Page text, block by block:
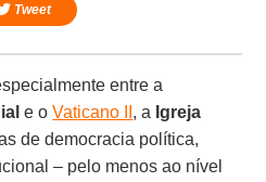
Tweet
entre a
e oVaticano II , a Igreja
de democracia política,
– pelo menos ao nível